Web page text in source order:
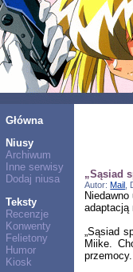
Główna
Niusy
Archiwum
Inne serwisy
Dodaj niusa
Teksty
Recenzje
Konwenty
Felietony
Humor
Kiosk
„Sąsiad
Autor:Mail
Niedawno
adaptacją
„Sąsiad
Miike.